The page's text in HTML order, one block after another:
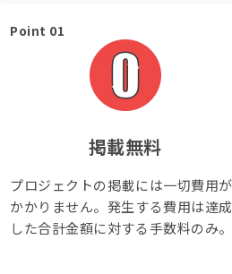
Point 01
掲載無料
プロジェクトの掲載には一切費用が
かかりません。発生する費用は達成
した合計金額に対する手数料のみ。